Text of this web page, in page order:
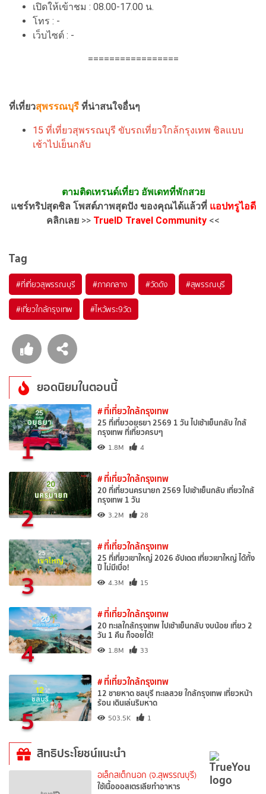
เปิดให้เข้าชม : 08.00-17.00 น.
โทร : -
เว็บไซต์ : -
=================
ที่เที่ยวสุพรรณบุรี ที่น่าสนใจอื่นๆ
15 ที่เที่ยวสุพรรณบุรี ขับรถเที่ยวใกล้กรุงเทพ ชิลแบบ
เช้าไปเย็นกลับ
ตามติดเทรนด์เที่ยว อัพเดทที่พักสวย
แชร์ทริปสุดชิล โพสต์ภาพสุดปัง ของคุณได้แล้วที่ แอปทรูไอดี
คลิกเลย >> TrueID Travel Community <<
Tag
#ที่เที่ยวสุพรรณบุรี #ภาคกลาง #วัดดัง #สุพรรณบุรี
#เที่ยวใกล้กรุงเทพ #ไหว้พระ9วัด
ยอดนิยมในตอนนี้
1
# ที่เที่ยวใกล้กรุงเทพ
25 ที่เที่ยวอยุธยา 2569 1 วัน ไปเช้าเย็นกลับ ใกล้
กรุงเทพ ที่เที่ยวครบๆ
1.8M 4
2
# ที่เที่ยวใกล้กรุงเทพ
20 ที่เที่ยวนครนายก 2569 ไปเช้าเย็นกลับ เที่ยวใกล้
กรุงเทพ 1 วัน
3.2M 28
3
# ที่เที่ยวใกล้กรุงเทพ
25 ที่เที่ยวเขาใหญ่ 2026 อัปเดต เที่ยวเขาใหญ่ ได้ทั้ง
ปี ไม่มีเบื่อ!
4.3M 15
4
# ที่เที่ยวใกล้กรุงเทพ
20 ทะเลใกล้กรุงเทพ ไปเช้าเย็นกลับ งบน้อย เที่ยว 2
วัน 1 คืน ก็จอยได้!
1.8M 33
5
# ที่เที่ยวใกล้กรุงเทพ
12 ชายหาด ชลบุรี ทะเลสวย ใกล้กรุงเทพ เที่ยวหน้า
ร้อน เดินเล่นริมหาด
503.5K 1
สิทธิประโยชน์แนะนำ
อเล็กสเต็กนอก (จ.สุพรรณบุรี)
ใช้เนื้อออสเตรเลียทำอาหาร